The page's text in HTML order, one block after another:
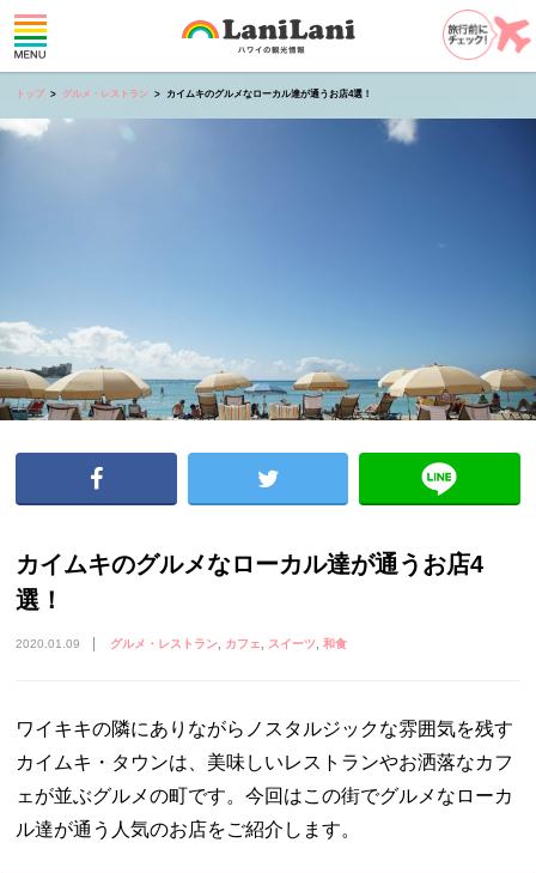
トップ グルメ・レストラン カイムキのグルメなローカル達が通うお店4選！
カイムキのグルメなローカル達が通うお店4
選！
2020.01.09 グルメ・レストラン カフェ スイーツ 和食
ワイキキの隣にありながらノスタルジックな雰囲気を残す
カイムキ・タウンは、美味しいレストランやお洒落なカフ
ェが並ぶグルメの町です。今回はこの街でグルメなローカ
ル達が通う人気のお店をご紹介します。